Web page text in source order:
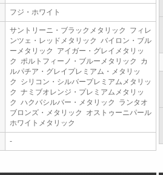
フジ・ホワイト
サントリーニ・ブラックメタリック フィレ
ンツェ・レッドメタリック バイロン・ブル
ーメタリック アイガー・グレイメタリッ
ク ポルトフィーノ・ブルーメタリック カ
ルパチア・グレイプレミアム・メタリッ
ク シリコン・シルバープレミアムメタリッ
ク ナミブオレンジ・プレミアムメタリッ
ク ハクバシルバー・メタリック ランタオ
ブロンズ・メタリック オストゥーニパール
ホワイトメタリック
-